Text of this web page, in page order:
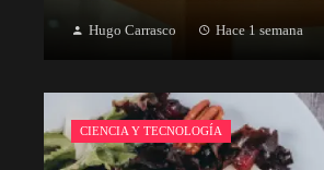
Hugo Carrasco Hace 1 semana
CIENCIA Y TECNOLOGÍA